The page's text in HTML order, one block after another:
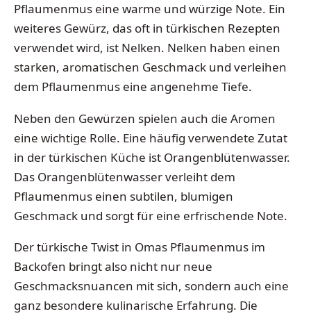
Pflaumenmus eine warme und würzige Note. Ein
weiteres Gewürz, das oft in türkischen Rezepten
verwendet wird, ist Nelken. Nelken haben einen
starken, aromatischen Geschmack und verleihen
dem Pflaumenmus eine angenehme Tiefe.
Neben den Gewürzen spielen auch die Aromen
eine wichtige Rolle. Eine häufig verwendete Zutat
in der türkischen Küche ist Orangenblütenwasser.
Das Orangenblütenwasser verleiht dem
Pflaumenmus einen subtilen, blumigen
Geschmack und sorgt für eine erfrischende Note.
Der türkische Twist in Omas Pflaumenmus im
Backofen bringt also nicht nur neue
Geschmacksnuancen mit sich, sondern auch eine
ganz besondere kulinarische Erfahrung. Die